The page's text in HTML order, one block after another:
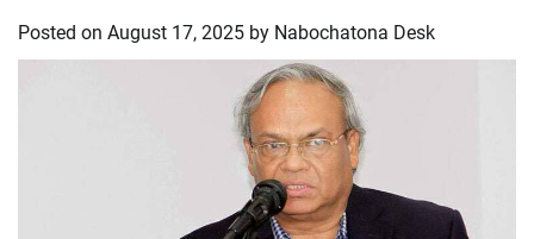
Posted on August 17, 2025 by Nabochatona Desk